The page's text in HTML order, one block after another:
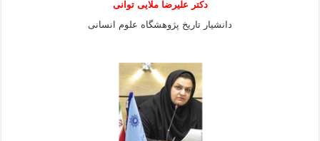
دكتر عليرضا ملايى توانی
دانشيار تاريخ پژوهشگاه علوم انسانی